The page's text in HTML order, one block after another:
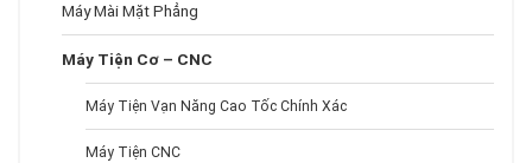
Máy Mài Mặt Phẳng
Máy Tiện Cơ – CNC
Máy Tiện Vạn Năng Cao Tốc Chính Xác
Máy Tiện CNC